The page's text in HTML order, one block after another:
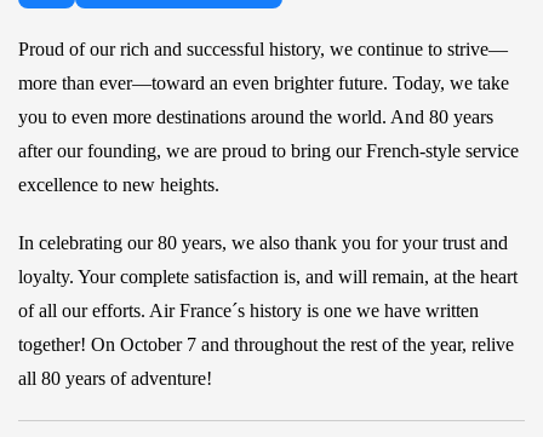
Proud of our rich and successful history, we continue to strive—
more than ever—toward an even brighter future. Today, we take
you to even more destinations around the world. And 80 years
after our founding, we are proud to bring our French-style service
excellence to new heights.
In celebrating our 80 years, we also thank you for your trust and
loyalty. Your complete satisfaction is, and will remain, at the heart
of all our efforts. Air France´s history is one we have written
together! On October 7 and throughout the rest of the year, relive
all 80 years of adventure!